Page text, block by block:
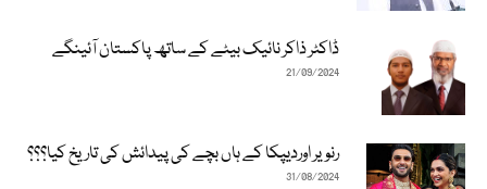
ڈاکٹر ذاکر نائیک بیٹے کے ساتھ پاکستان آئینگے
21/09/2024
رنویر اوردیپکا کے ہاں بچے کی پیدائش کی تاریخ کیا؟؟؟
31/08/2024